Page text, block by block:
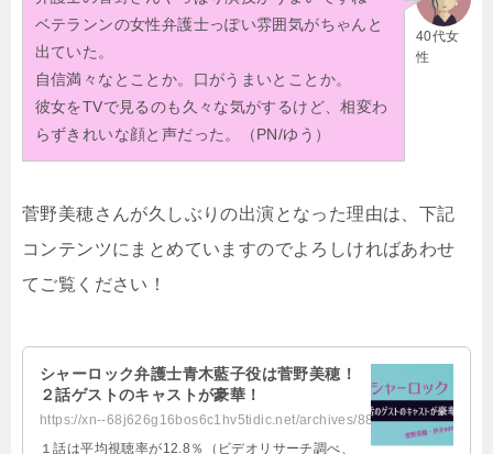
40代女
性
ベテランンの女性弁護士っぽい雰囲気がちゃんと
出ていた。
自信満々なとことか。口がうまいとことか。
彼女をTVで見るのも久々な気がするけど、相変わ
らずきれいな顔と声だった。（PN/ゆう）
菅野美穂さんが久しぶりの出演となった理由は、下記
コンテンツにまとめていますのでよろしければあわせ
てご覧ください！
シャーロック弁護士青木藍子役は菅野美穂！
２話ゲストのキャストが豪華！
https://xn--68j626g16bos6c1hv5tidic.net/archives/8894
１話は平均視聴率が12.8％（ビデオリサーチ調べ、